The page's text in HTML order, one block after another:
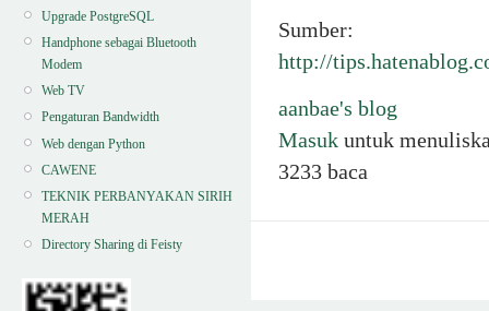
Upgrade PostgreSQL
Handphone sebagai Bluetooth
Modem
Web TV
Pengaturan Bandwidth
Web dengan Python
CAWENE
TEKNIK PERBANYAKAN SIRIH
MERAH
Directory Sharing di Feisty
Sumber:
http://
aanbae's blog
Masuk untuk
3233 baca